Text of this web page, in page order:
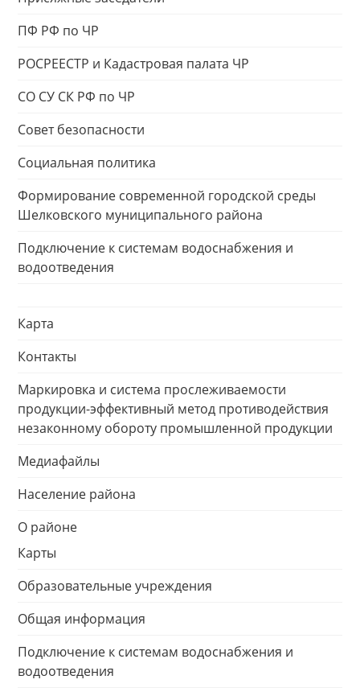
ПФ РФ по ЧР
РОСРЕЕСТР и Кадастровая палата ЧР
СО СУ СК РФ по ЧР
Совет безопасности
Социальная политика
Формирование современной городской среды
Шелковского муниципального района
Подключение к системам водоснабжения и
водоотведения
Карта
Контакты
Маркировка и система прослеживаемости
продукции-эффективный метод противодействия
незаконному обороту промышленной продукции
Медиафайлы
Население района
О районе
Карты
Образовательные учреждения
Общая информация
Подключение к системам водоснабжения и
водоотведения